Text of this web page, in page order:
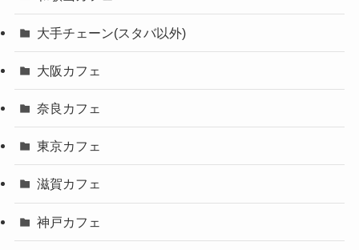
大手チェーン(スタバ以外)
大阪カフェ
奈良カフェ
東京カフェ
滋賀カフェ
神戸カフェ